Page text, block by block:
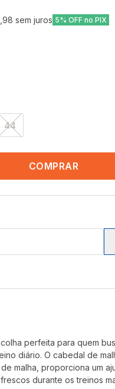
sem juros 5% OFF no PIX
44
COMPRAR
perfeita para quem
diário. O cabedal de
malha, proporciona um
durante os treinos